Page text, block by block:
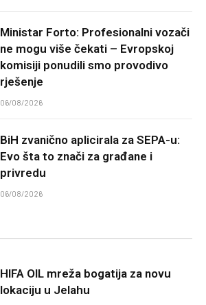
Ministar Forto: Profesionalni vozači
ne mogu više čekati – Evropskoj
komisiji ponudili smo provodivo
rješenje
06/08/2026
BiH zvanično aplicirala za SEPA-u:
Evo šta to znači za građane i
privredu
06/08/2026
HIFA OIL mreža bogatija za novu
lokaciju u Jelahu